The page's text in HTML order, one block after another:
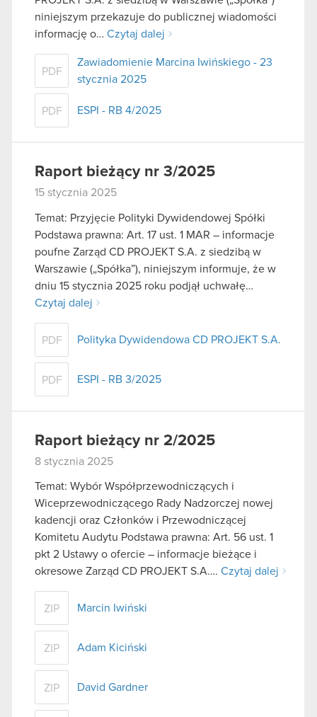
niniejszym przekazuje do publicznej wiadomości
informację o… Czytaj dalej
PDF
Zawiadomienie Marcina Iwińskiego - 23
stycznia 2025
PDF ESPI - RB 4/2025
Raport bieżący nr 3/2025
15 stycznia 2025
Temat: Przyjęcie Polityki Dywidendowej Spółki
Podstawa prawna: Art. 17 ust. 1 MAR – informacje
poufne Zarząd CD PROJEKT S.A. z siedzibą w
Warszawie („Spółka”), niniejszym informuje, że w
dniu 15 stycznia 2025 roku podjął uchwałę…
Czytaj dalej
PDF Polityka Dywidendowa CD PROJEKT S.A.
PDF ESPI - RB 3/2025
Raport bieżący nr 2/2025
8 stycznia 2025
Temat: Wybór Współprzewodniczących i
Wiceprzewodniczącego Rady Nadzorczej nowej
kadencji oraz Członków i Przewodniczącej
Komitetu Audytu Podstawa prawna: Art. 56 ust. 1
pkt 2 Ustawy o ofercie – informacje bieżące i
okresowe Zarząd CD PROJEKT S.A…. Czytaj dalej
ZIP Marcin Iwiński
ZIP Adam Kiciński
ZIP David Gardner